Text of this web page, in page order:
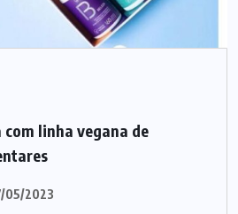
linha vegana de
05/2023